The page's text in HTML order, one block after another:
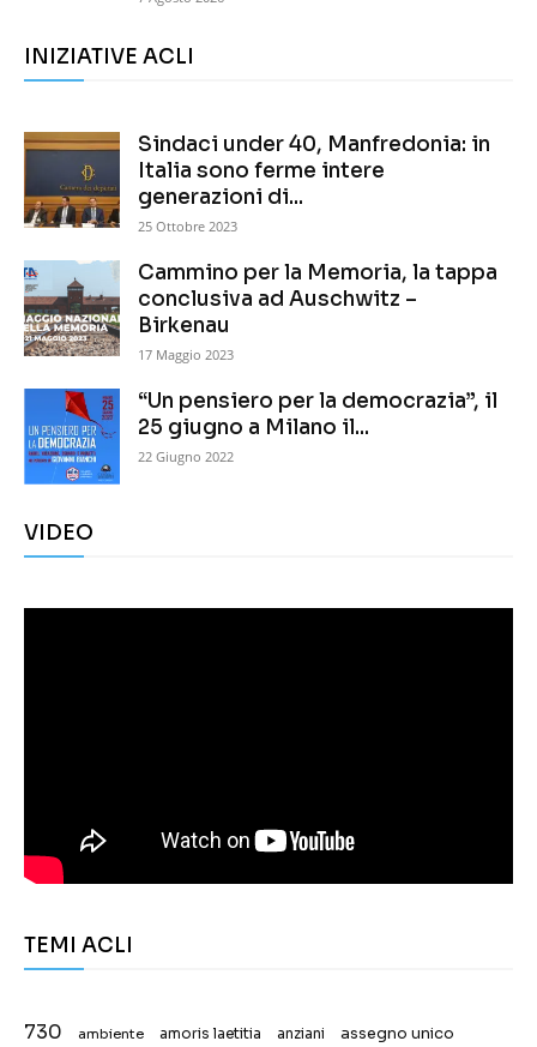
INIZIATIVE ACLI
Sindaci under 40, Manfredonia: in
Italia sono ferme intere
generazioni di...
25 Ottobre 2023
Cammino per la Memoria, la tappa
conclusiva ad Auschwitz –
Birkenau
17 Maggio 2023
“Un pensiero per la democrazia”, il
25 giugno a Milano il...
22 Giugno 2022
VIDEO
TEMI ACLI
730 ambiente amoris laetitia anziani assegno unico